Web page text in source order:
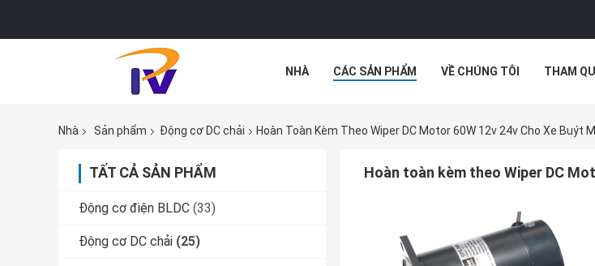
NHÀ CÁC SẢN PHẨM VỀ CHÚNG TÔI THAM
Nhà
Sản phẩm Động cơ DC chải Hoàn Toàn Kèm Theo Wiper DC Motor 60W 12v 24v Cho Xe Buýt
TẤT CẢ SẢN PHẨM
Động cơ điện BLDC (33)
Động cơ DC chải (25)
Hoàn toàn kèm theo Wiper DC